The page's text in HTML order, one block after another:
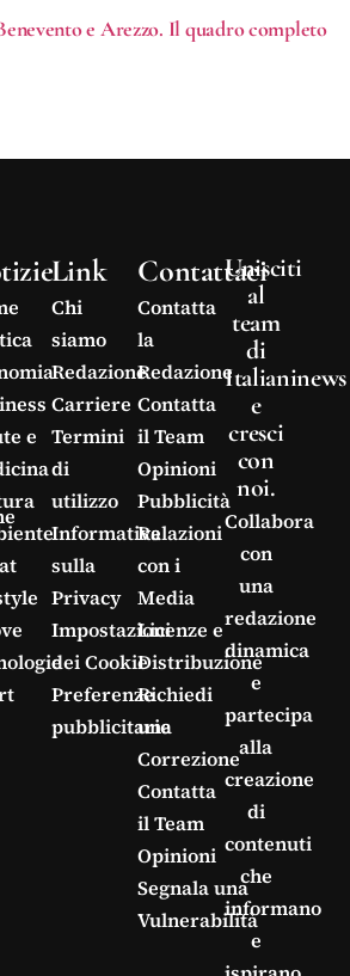
e Arezzo. Il quadro completo
e
Link
Chi
siamo
Redazione
Carriere
Termini
di
utilizzo
Informativa
sulla
Privacy
Impostazioni
dei Cookie
Preferenze
pubblicitarie
Contattaci
Contatta
la
Redazione
Contatta
il Team
Opinioni
Pubblicità
Relazioni
con i
Media
Licenze e
Distribuzione
Richiedi
una
Correzione
Contatta
il Team
Opinioni
Segnala una
Vulnerabilità
Unisciti
al
team
di
Italianinews
e
cresci
con
noi.
Collabora
con
una
redazione
dinamica
e
partecipa
alla
creazione
di
contenuti
che
informano
e